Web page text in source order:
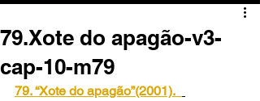
79.Xote do apagão-v3-
cap-10-m79
79. “Xote do apagão”(2001).